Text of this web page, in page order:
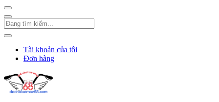
Tài khoản của tôi
Đơn hàng